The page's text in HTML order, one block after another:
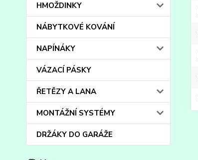
HMOŽDINKY
NÁBYTKOVÉ KOVÁNÍ
NAPÍNÁKY
VÁZACÍ PÁSKY
ŘETĚZY A LANA
MONTÁŽNÍ SYSTÉMY
DRŽÁKY DO GARÁŽE